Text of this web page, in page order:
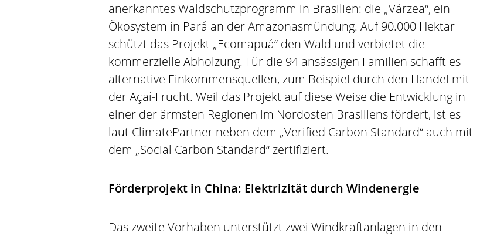
anerkanntes Waldschutzprogramm in Brasilien: die „Várzea“, ein
Ökosystem in Pará an der Amazonasmündung. Auf 90.000 Hektar
schützt das Projekt „Ecomapuá“ den Wald und verbietet die
kommerzielle Abholzung. Für die 94 ansässigen Familien schafft es
alternative Einkommensquellen, zum Beispiel durch den Handel mit
der Açaí-Frucht. Weil das Projekt auf diese Weise die Entwicklung in
einer der ärmsten Regionen im Nordosten Brasiliens fördert, ist es
laut ClimatePartner neben dem „Verified Carbon Standard“ auch mit
dem „Social Carbon Standard“ zertifiziert.
Förderprojekt in China: Elektrizität durch Windenergie
Das zweite Vorhaben unterstützt zwei Windkraftanlagen in den